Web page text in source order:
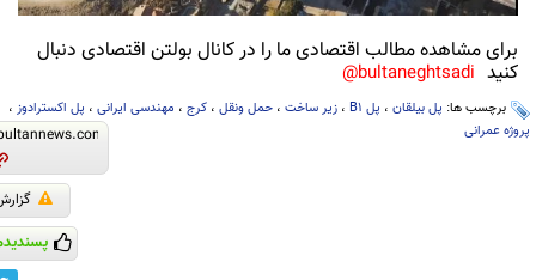
برای مشاهده مطالب اقتصادی ما را در کانال بولتن اقتصادی دنبال
کنید bultaneghtsadi@
برچسب ها: پل بیلقان ، پل B1 ، زیر ساخت ، حمل ونقل ، کرج ، مهندسی ایرانی ، پل اکسترادوز ،
پروژه عمرانی